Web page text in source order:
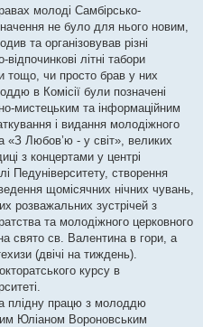
молоді Самбірсько-
не було для нього новим,
та організовував різні
літні табори
тощо, чи просто брав у них
в Комісії були позначені
мистецьким та інформаційним
і видання молодіжного
«З Любов’ю - у світ», великих
з концертами у центрі
Педуніверситету, створення
щомісячних нічних чувань,
розважальних зустрічей з
та молодіжного церковного
свято св. Валентина в гори, а
(двічі на тиждень).
курсу в
плідну працю з молоддю
Юліаном Вороновським